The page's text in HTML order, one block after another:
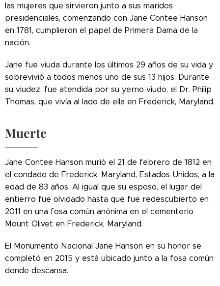
las mujeres que sirvieron junto a sus maridos
presidenciales, comenzando con Jane Contee Hanson
en 1781, cumplieron el papel de Primera Dama de la
nación.
Jane fue viuda durante los últimos 29 años de su vida y
sobrevivió a todos menos uno de sus 13 hijos. Durante
su viudez, fue atendida por su yerno viudo, el Dr. Philip
Thomas, que vivía al lado de ella en Frederick, Maryland.
Muerte
Jane Contee Hanson murió el 21 de febrero de 1812 en
el condado de Frederick, Maryland, Estados Unidos, a la
edad de 83 años. Al igual que su esposo, el lugar del
entierro fue olvidado hasta que fue redescubierto en
2011 en una fosa común anónima en el cementerio
Mount Olivet en Frederick, Maryland.
El Monumento Nacional Jane Hanson en su honor se
completó en 2015 y está ubicado junto a la fosa común
donde descansa.